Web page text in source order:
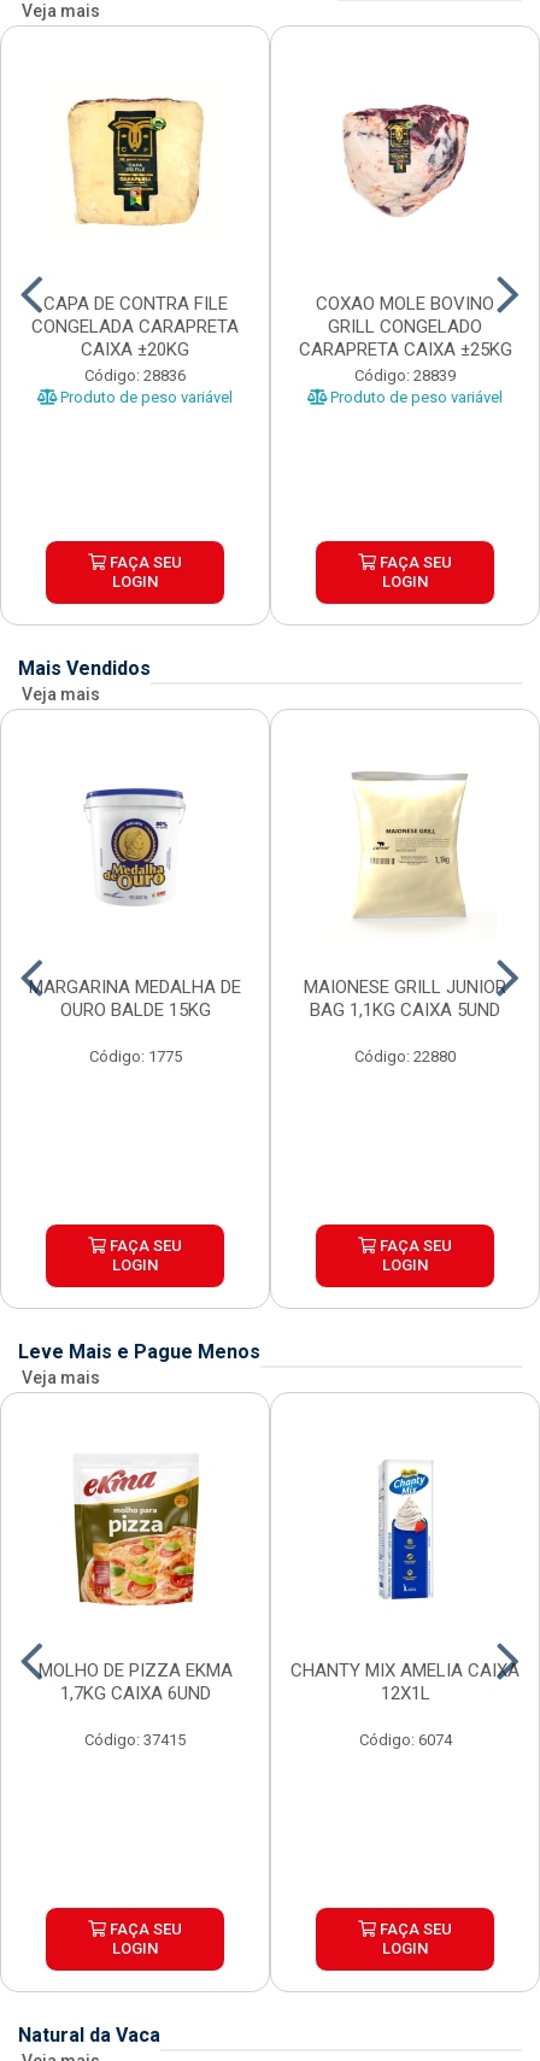
Veja mais
CAPA DE CONTRA FILE
CONGELADA CARAPRETA
CAIXA ±20KG
Código: 28836
Produto de peso variável
FAÇA SEU
LOGIN
COXAO MOLE BOVINO
GRILL CONGELADO
CARAPRETA CAIXA ±25KG
Código: 28839
Produto de peso variável
FAÇA SEU
LOGIN
Mais Vendidos
Veja mais
MARGARINA MEDALHA DE
OURO BALDE 15KG
Código: 1775
FAÇA SEU
LOGIN
MAIONESE GRILL JUNIOR
BAG 1,1KG CAIXA 5UND
Código: 22880
FAÇA SEU
LOGIN
Leve Mais e Pague Menos
Veja mais
MOLHO DE PIZZA EKMA
1,7KG CAIXA 6UND
Código: 37415
FAÇA SEU
LOGIN
CHANTY MIX AMELIA CAIXA
12X1L
Código: 6074
FAÇA SEU
LOGIN
Natural da Vaca